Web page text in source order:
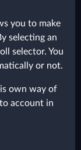
you to make
selecting an
selector. You
or not.
own way of
account in